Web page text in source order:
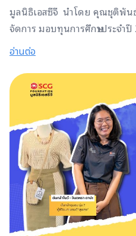
หน้าที่เพื่อสังคม
มูลนิธิเอสซีจี นำโดย คุณชุติพัน
จัดการ มอบทุนการศึกษาประจ
บำเพ็ญประโยชน์ เพื่อสนับสนุนโ
ของสื่อมวลชน พร้อมร่วมส่งกำลั
หน้าที่เพื่อสังคม ผ่านการส่งต่อโ
อนาคตและการเติบโตอย่างยั่ง
ความตั้งใจของมูลนิธิเอสซีจีในก
รากฐานสำคัญของชีวิต และเชื่อมั่
การพัฒนาศักยภาพของเยาวชน
เกิดขึ้นในทุกวัน คือความทุ่มเ
ข่าวสารสู่สาธารณชนด้วยควา
เอสซีจีจึงร่วมเป็นส่วนหนึ่งในก
คุณค่าของผู้ที่มีบทบาทสำคัญในก
สนับสนุนทุนการศึกษาแก่บุตรห
อ่านต่อ